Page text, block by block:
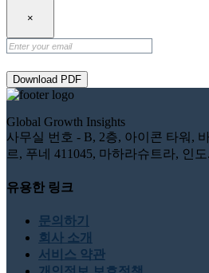
×
Download PDF
Global Growth Insights
사무실 번호 - B, 2층, 아이콘 타워,
르, 푸네 411045, 마하라슈트라, 인도.
유용한 링크
문의하기
회사 소개
서비스 약관